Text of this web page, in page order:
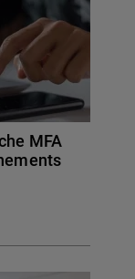
MFA